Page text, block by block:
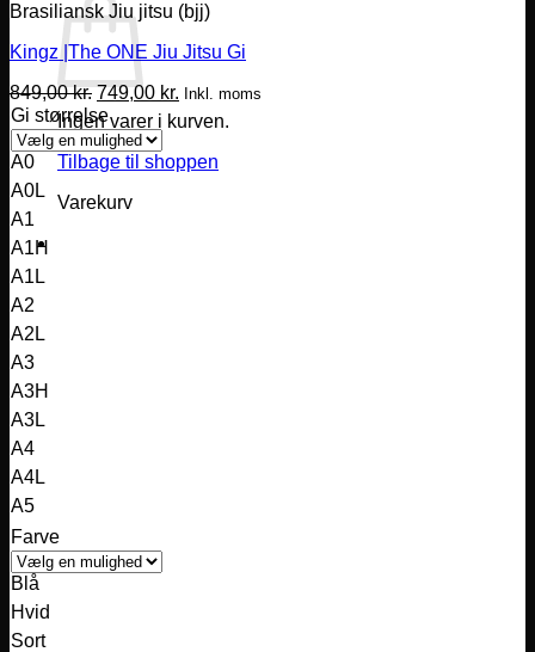
Ingen varer i kurven.
Tilbage til shoppen
Varekurv
Brasiliansk Jiu jitsu (bjj)
Kingz |The ONE Jiu Jitsu Gi
849,00kr.Den
oprindelige
pris
var:
849,00 kr..
749,00 kr. Den
aktuelle
pris
er:
749,00 kr..
Inkl. moms
Gi størrelse
A0
A0L
A1
A1H
A1L
A2
A2L
A3
A3H
A3L
A4
A4L
A5
Farve
Blå
Hvid
Sort